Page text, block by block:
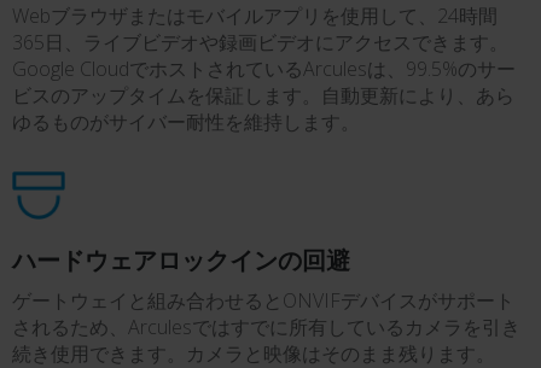
Webブラウザまたはモバイルアプリを使用して、24時間
365日、ライブビデオや録画ビデオにアクセスできます。
Google CloudでホストされているArculesは、99.5%のサー
ビスのアップタイムを保証します。自動更新により、あら
ゆるものがサイバー耐性を維持します。
ハードウェアロックインの回避
ゲートウェイと組み合わせるとONVIFデバイスがサポート
されるため、Arculesではすでに所有しているカメラを引き
続き使用できます。カメラと映像はそのまま残ります。